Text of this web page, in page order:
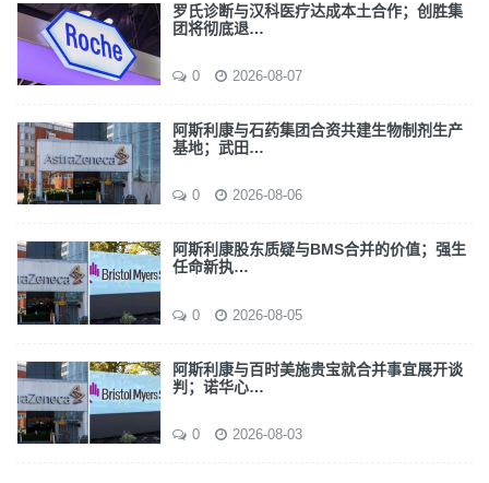
罗氏诊断与汉科医疗达成本土合作；创胜集
团将彻底退…
0 2026-08-07
阿斯利康与石药集团合资共建生物制剂生产
基地；武田…
0 2026-08-06
阿斯利康股东质疑与BMS合并的价值；强生
任命新执…
0 2026-08-05
阿斯利康与百时美施贵宝就合并事宜展开谈
判；诺华心…
0 2026-08-03